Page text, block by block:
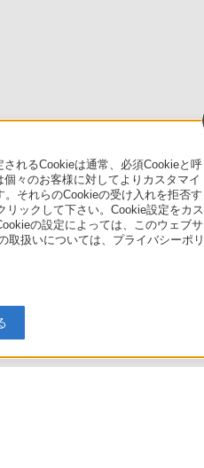
れるCookieは通常、必須Cookieと呼
々のお客様に対してよりカスタマイ
それらのCookieの受け入れを拒否す
リックして下さい。Cookie設定をカス
の設定によっては、このウェブサ
取扱いについては、プライバシーポリ